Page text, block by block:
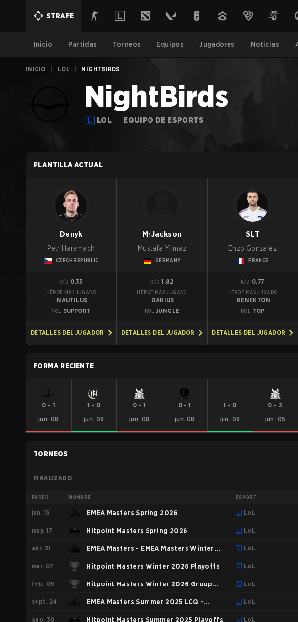
STRAFE
Inicio Partidas Torneos Equipos Jugadores Noticias
INICIO LOL NIGHTBIRDS
NightBirds
LOL EQUIPO DE ESPORTS
PLANTILLA ACTUAL
Denyk
Petr Haramach
CZECH REPUBLIC
K/D 0.35
HÉROE MÁS JUGADO
NAUTILUS
ROL SUPPORT
DETALLES DEL JUGADOR
MrJackson
Mustafa Yilmaz
GERMANY
K/D 1.82
HÉROE MÁS JUGADO
DARIUS
ROL JUNGLE
DETALLES DEL JUGADOR
SLT
Enzo Gonzalez
FRANCE
K/D 0.77
HÉROE MÁS JUGADO
RENEKTON
ROL TOP
DETALLES DEL JUGADOR
FORMA RECIENTE
0 - 1
jun. 08
1 - 0
jun. 08
0 -1
jun. 08
0 -1
jun. 08
1 - 0
jun. 08
0 - 3
jun. 05
TORNEOS
FINALIZADO
ENDED NOMBRE ESPORT
jun. 15 EMEA Masters Spring 2026 LoL
may. 17 Hitpoint Masters Spring 2026 LoL
abr. 21 EMEA Masters - EMEA Masters Winter
2026
LoL
mar. 07 Hitpoint Masters Winter 2026 Playoffs LoL
feb. 06 Hitpoint Masters Winter 2026 Group
Stage
LoL
sept. 24 EMEA Masters Summer 2025 LCQ -
Group A
LoL
ago. 30 Hitpoint Masters Summer 2025 Playoffs LoL